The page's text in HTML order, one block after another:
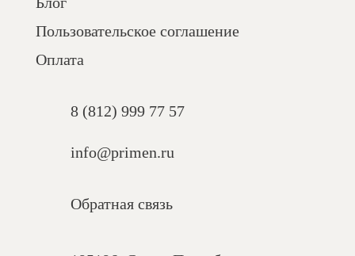
Пользовательское соглашение
Оплата
8 (812) 999 77 57
info@primen.ru
Обратная связь